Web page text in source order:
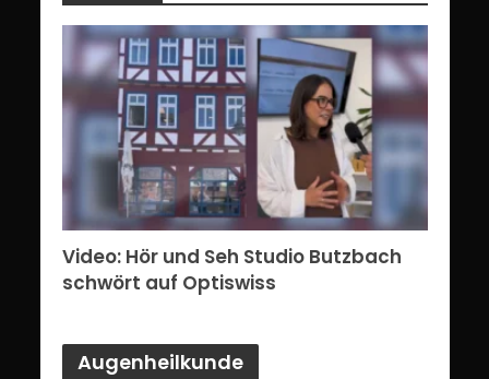
Video: Hör und Seh Studio Butzbach
schwört auf Optiswiss
Augenheilkunde